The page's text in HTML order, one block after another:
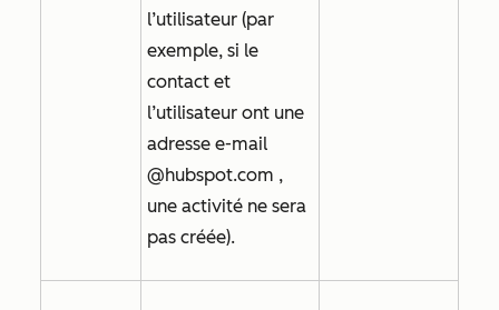
l’utilisateur (par
exemple, si le
contact et
l’utilisateur ont une
adresse e-mail
@hubspot.com ,
une activité ne sera
pas créée).